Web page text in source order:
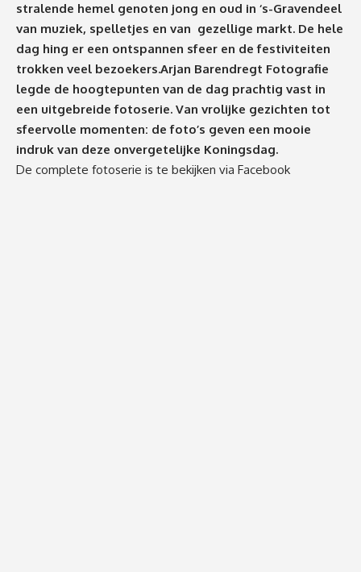
stralende hemel genoten jong en oud in ‘s-Gravendeel
van muziek, spelletjes en van gezellige markt. De hele
dag hing er een ontspannen sfeer en de festiviteiten
trokken veel bezoekers.Arjan Barendregt Fotografie
legde de hoogtepunten van de dag prachtig vast in
een uitgebreide fotoserie. Van vrolijke gezichten tot
sfeervolle momenten: de foto’s geven een mooie
indruk van deze onvergetelijke Koningsdag.
De complete fotoserie is te bekijken via Facebook